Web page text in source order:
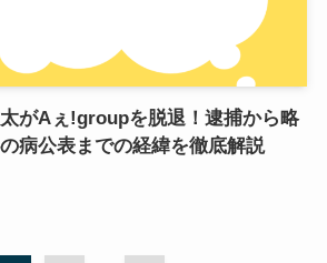
がAぇ!groupを脱退！逮捕から略
病公表までの経緯を徹底解説